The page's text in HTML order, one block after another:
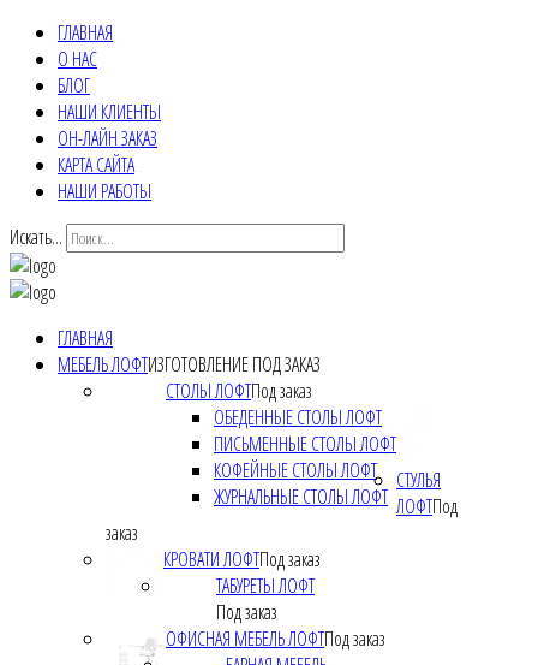
ГЛАВНАЯ
О НАС
БЛОГ
НАШИ КЛИЕНТЫ
ОН-ЛАЙН ЗАКАЗ
КАРТА САЙТА
НАШИ РАБОТЫ
Искать...
ГЛАВНАЯ
МЕБЕЛЬ ЛОФТИЗГОТОВЛЕНИЕ ПОД ЗАКАЗ
СТОЛЫ ЛОФТПод заказ
ОБЕДЕННЫЕ СТОЛЫ ЛОФТ
ПИСЬМЕННЫЕ СТОЛЫ ЛОФТ
КОФЕЙНЫЕ СТОЛЫ ЛОФТ
ЖУРНАЛЬНЫЕ СТОЛЫ ЛОФТ
СТУЛЬЯ
ЛОФТПод
заказ
КРОВАТИ ЛОФТПод заказ
ТАБУРЕТЫ ЛОФТ
Под заказ
ОФИСНАЯ МЕБЕЛЬ ЛОФТПод заказ